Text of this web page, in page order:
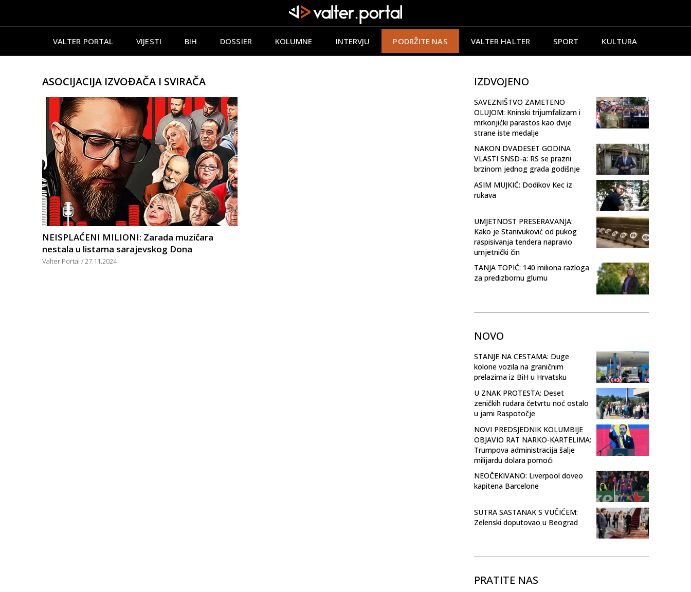
VALTER PORTAL VIJESTI BIH DOSSIER KOLUMNE INTERVJU PODRŽITE NAS VALTER HALTER SPORT KULTURA
ASOCIJACIJA IZVOĐAČA I SVIRAČA
NEISPLAĆENI MILIONI: Zarada muzičara
nestala u listama sarajevskog Dona
Valter Portal 27.11.2024
IZDVOJENO
SAVEZNIŠTVO ZAMETENO
OLUJOM: Kninski trijumfalizam i
mrkonjićki parastos kao dvije
strane iste medalje
NAKON DVADESET GODINA
VLASTI SNSD-a: RS se prazni
brzinom jednog grada godišnje
ASIM MUJKIĆ: Dodikov Kec iz
rukava
UMJETNOST PRESERAVANJA:
Kako je Stanivuković od pukog
raspisivanja tendera napravio
umjetnički čin
TANJA TOPIĆ: 140 miliona razloga
za predizbornu glumu
NOVO
STANJE NA CESTAMA: Duge
kolone vozila na graničnim
prelazima iz BiH u Hrvatsku
U ZNAK PROTESTA: Deset
zeničkih rudara četvrtu noć ostalo
u jami Raspotočje
NOVI PREDSJEDNIK KOLUMBIJE
OBJAVIO RAT NARKO-KARTELIMA:
Trumpova administracija šalje
milijardu dolara pomoći
NEOČEKIVANO: Liverpool doveo
kapitena Barcelone
SUTRA SASTANAK S VUČIĆEM:
Zelenski doputovao u Beograd
PRATITE NAS